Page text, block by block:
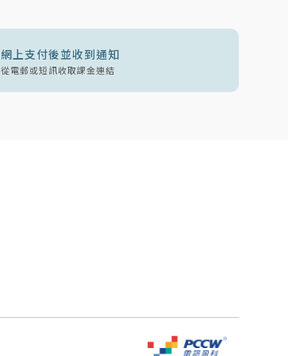
網上支付後並收到通知
從電郵或短訊收取課金連結